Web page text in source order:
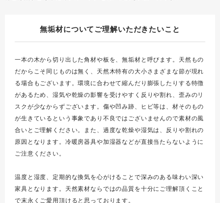
無垢材についてご理解いただきたいこと
一本の木から切り出した角材や板を、無垢材と呼びます。天然もの
だからこそ同じものは無く、天然木特有の大小さまざまな節が現れ
る場合もございます。環境に合わせて縮んだり膨張したりする特徴
があるため、湿気や乾燥の影響を受けやすく反りや割れ、歪みのリ
スクが少なからずございます。傷や凹み跡、ヒビ等は、材そのもの
が生きているという事象であり不良ではございませんので素材の風
合いとご理解ください。また、過度な乾燥や湿気は、反りや割れの
原因となります。冷暖房器具や加湿器などが直接当たらないように
ご注意ください。
温度と湿度、定期的な換気を心がけることで深みのある味わい深い
家具となります。天然素材ならではの品質を十分にご理解頂くこと
で末永くご愛用頂けると思っております。